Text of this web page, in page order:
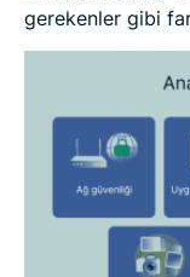
gerekenler gibi